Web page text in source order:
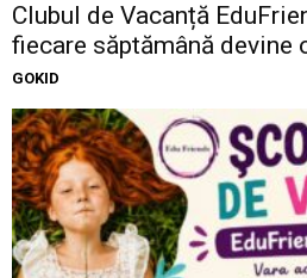
Clubul de Vacanță
fiecare săptămână devine
GOKID